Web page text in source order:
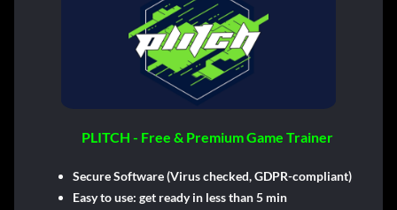
PLITCH - Free & Premium Game Trainer
Secure Software (Virus checked, GDPR-compliant)
Easy to use: get ready in less than 5 min